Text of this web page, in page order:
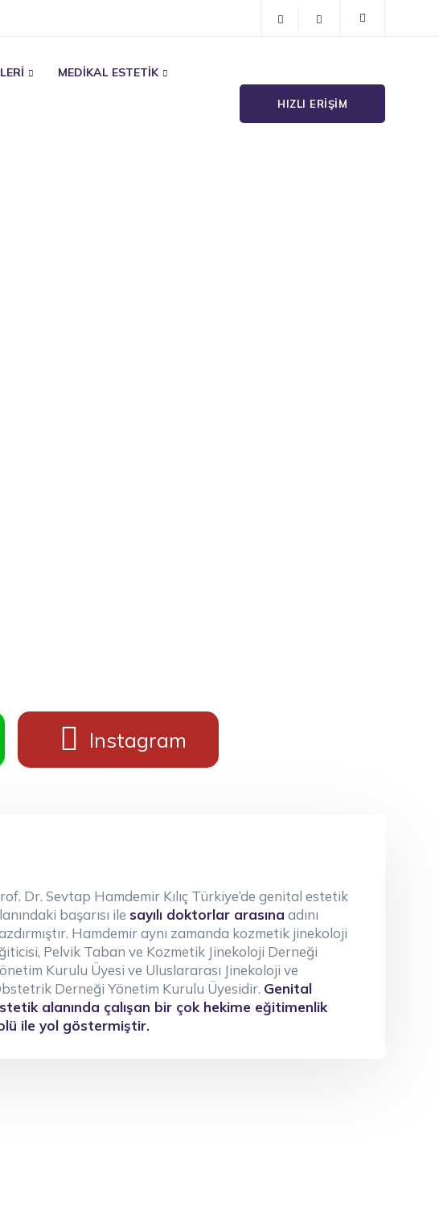
MEDİKAL ESTETİK
HIZLI ERIŞIM
Instagram
Dr. Sevtap Hamdemir Kılıç Türkiye’de genital estetik
başarısı ile sayılı doktorlar arasına adını
Hamdemir aynı zamanda kozmetik jinekoloji
Pelvik Taban ve Kozmetik Jinekoloji Derneği
Kurulu Üyesi ve Uluslararası Jinekoloji ve
Derneği Yönetim Kurulu Üyesidir. Genital
alanında çalışan bir çok hekime eğitimenlik
ile yol göstermiştir.